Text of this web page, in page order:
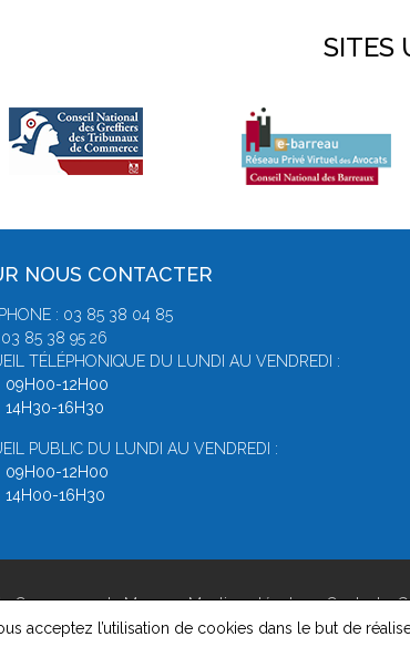
SITES
NOUS CONTACTER
: 03 85 38 04 85
03 85 38 95 26
TÉLÉPHONIQUE DU LUNDI AU VENDREDI :
09H00-12H00
14H30-16H30
PUBLIC DU LUNDI AU VENDREDI :
09H00-12H00
14H00-16H30
Commerce de Macon -Mentions légales-Contact-
acceptez l’utilisation de cookies dans le but de